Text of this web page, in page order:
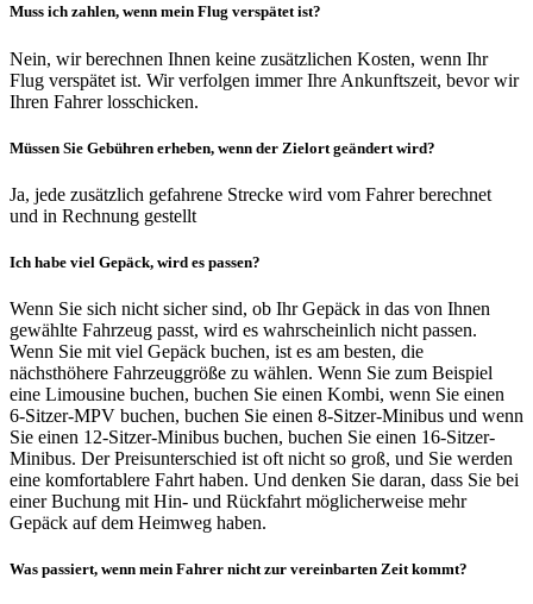
Muss ich zahlen, wenn mein Flug verspätet ist?
Nein, wir berechnen Ihnen keine zusätzlichen Kosten, wenn Ihr
Flug verspätet ist. Wir verfolgen immer Ihre Ankunftszeit, bevor wir
Ihren Fahrer losschicken.
Müssen Sie Gebühren erheben, wenn der Zielort geändert wird?
Ja, jede zusätzlich gefahrene Strecke wird vom Fahrer berechnet
und in Rechnung gestellt
Ich habe viel Gepäck, wird es passen?
Wenn Sie sich nicht sicher sind, ob Ihr Gepäck in das von Ihnen
gewählte Fahrzeug passt, wird es wahrscheinlich nicht passen.
Wenn Sie mit viel Gepäck buchen, ist es am besten, die
nächsthöhere Fahrzeuggröße zu wählen. Wenn Sie zum Beispiel
eine Limousine buchen, buchen Sie einen Kombi, wenn Sie einen
6-Sitzer-MPV buchen, buchen Sie einen 8-Sitzer-Minibus und wenn
Sie einen 12-Sitzer-Minibus buchen, buchen Sie einen 16-Sitzer-
Minibus. Der Preisunterschied ist oft nicht so groß, und Sie werden
eine komfortablere Fahrt haben. Und denken Sie daran, dass Sie bei
einer Buchung mit Hin- und Rückfahrt möglicherweise mehr
Gepäck auf dem Heimweg haben.
Was passiert, wenn mein Fahrer nicht zur vereinbarten Zeit kommt?